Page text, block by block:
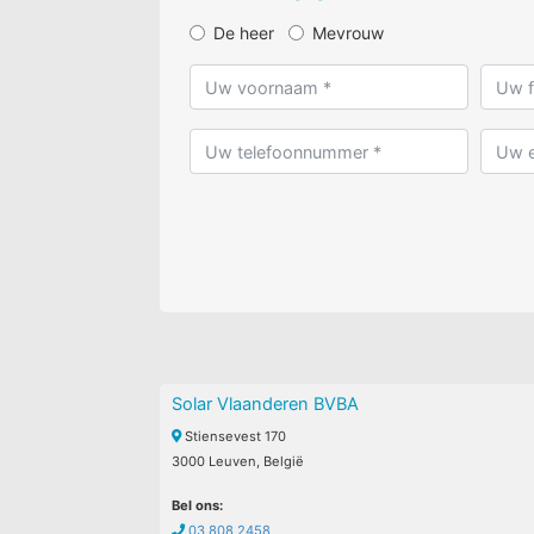
De heer Mevrouw
Solar Vlaanderen BVBA
Stiensevest 170
3000 Leuven, België
Bel ons:
03 808 2458